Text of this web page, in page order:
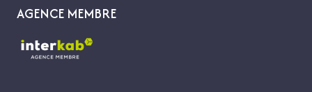
AGENCE MEMBRE